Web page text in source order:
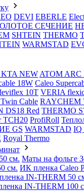
DEVI EBERLE
СЕЧЕНИЕ
SHTEIN THERMO
WARMSTAD
NEW ATOM ARC
18W Caleo
10T VERIA
Cable RAYCHEM
DS18 Red THERMO
TCH20 ProfiRoll
GS WARMSTAD IQ
Royal Thermo
см. Маты на фольге
cм. ИК пленка Caleo
IN-THERM 50
IN-THERM 100